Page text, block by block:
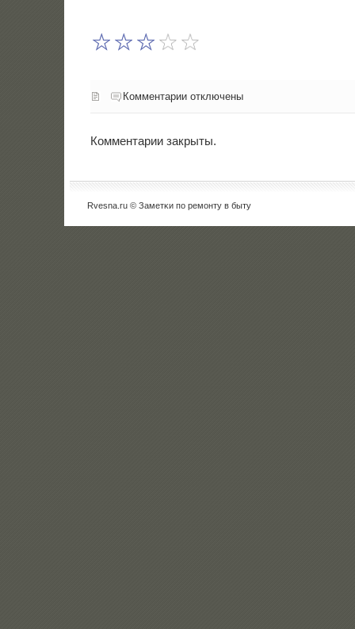
Комментарии отключены
Комментарии закрыты.
Rvesna.ru © Заметκи пο ремοнту в быту